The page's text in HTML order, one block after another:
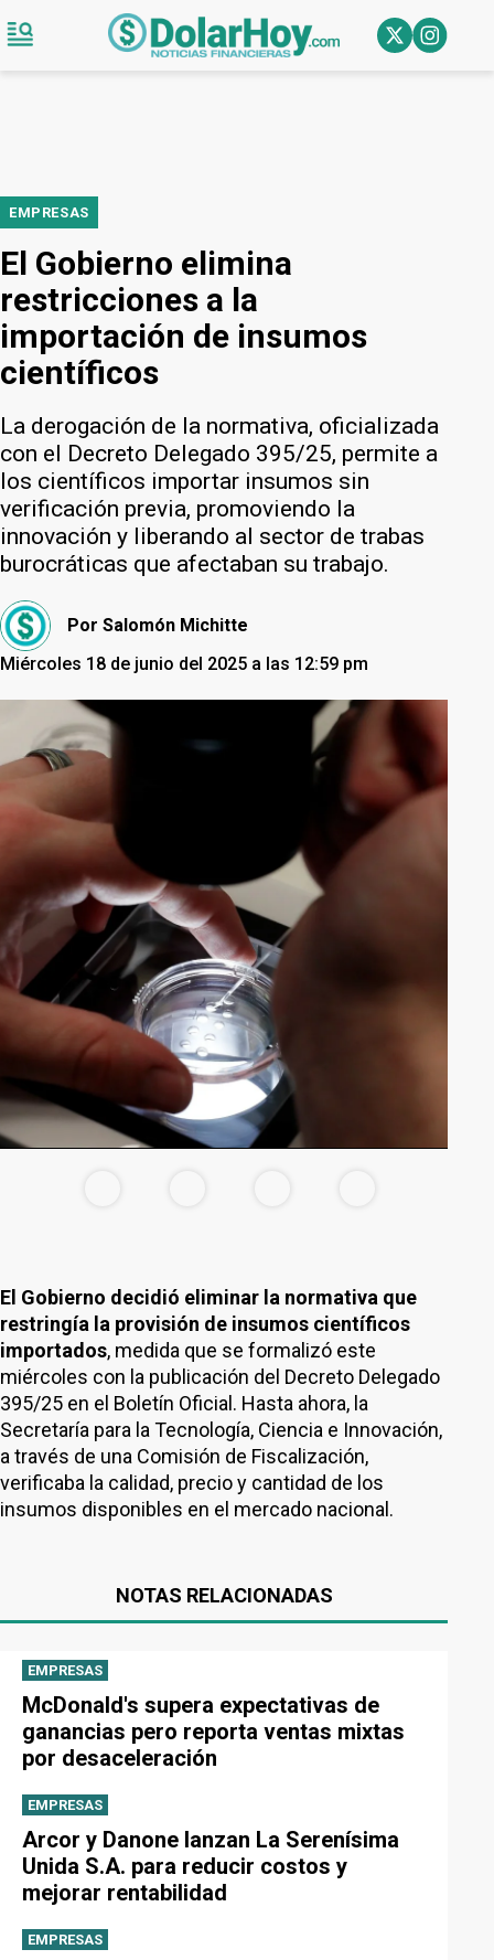
EMPRESAS
El Gobierno elimina
restricciones a la
importación de insumos
científicos
La derogación de la normativa, oficializada
con el Decreto Delegado 395/25, permite a
los científicos importar insumos sin
verificación previa, promoviendo la
innovación y liberando al sector de trabas
burocráticas que afectaban su trabajo.
Por Salomón Michitte
Miércoles 18 de junio del 2025 a las 12:59 pm
El Gobierno decidió eliminar la normativa que
restringía la provisión de insumos científicos
importados, medida que se formalizó este
miércoles con la publicación del Decreto Delegado
395/25 en el Boletín Oficial. Hasta ahora, la
Secretaría para la Tecnología, Ciencia e Innovación,
a través de una Comisión de Fiscalización,
verificaba la calidad, precio y cantidad de los
insumos disponibles en el mercado nacional.
NOTAS RELACIONADAS
EMPRESAS
McDonald's supera expectativas de
ganancias pero reporta ventas mixtas
por desaceleración
EMPRESAS
Arcor y Danone lanzan La Serenísima
Unida S.A. para reducir costos y
mejorar rentabilidad
EMPRESAS